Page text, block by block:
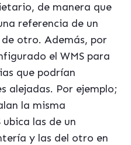
de manera que
referencia de un
otro. Además, por
el WMS para
que podrían
alejadas. Por ejemplo;
la misma
las de un
y las del otro en